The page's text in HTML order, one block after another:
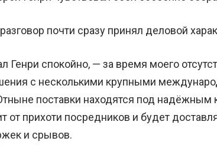
почти сразу принял деловой
Генри спокойно, — за время моего
с несколькими крупными
поставки находятся под надёжным
от прихоти посредников и будет
и срывов.